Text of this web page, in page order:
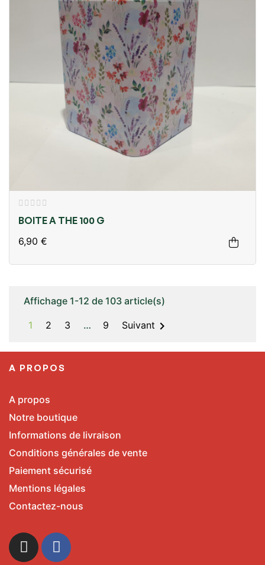
BOITE A THE 100 G
6,90 €
Affichage 1-12 de 103 article(s)
1 2 3 … 9 Suivant 
A PROPOS
A propos
Notre boutique
Informations de livraison
Conditions générales de vente
Paiement sécurisé
Mentions légales
Contactez-nous